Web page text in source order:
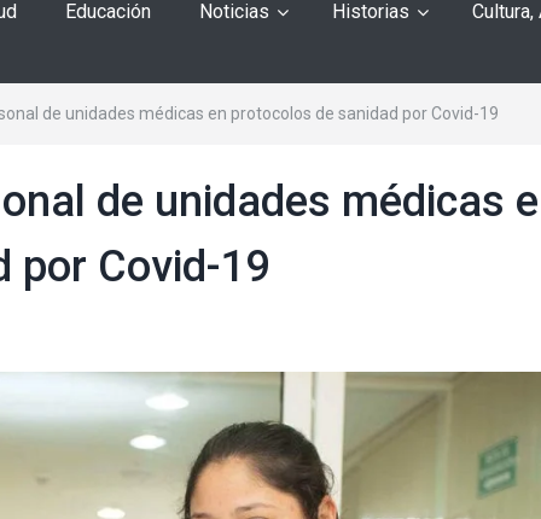
Educación Noticias Historias
de unidades médicas en protocolos de sanidad por Covid-19
de unidades médicas
por Covid-19